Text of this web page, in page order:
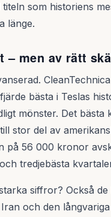
som historiens
länge.
– men av rätt
bästa i Teslas
mönster. Det bästa
stor del av
på 56 000 kronor
tredjebästa
siffror? Också
och den